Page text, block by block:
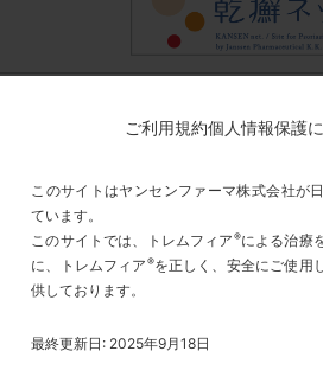
ご利用規約個人情報保護
このサイトはヤンセンファーマ株式会社が
ています。
このサイトでは、トレムフィア®による治療
に、トレムフィア®を正しく、安全にご使用
供しております。
最終更新日: 2025年9月18日